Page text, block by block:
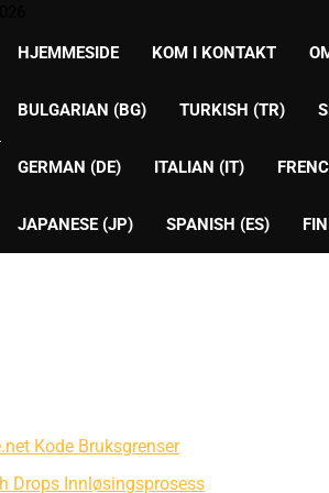
HJEMMESIDE KOM I KONTAKT
BULGARIAN (BG) TURKISH (TR)
GERMAN (DE) ITALIAN (IT)
JAPANESE (JP) SPANISH (ES)
Kode Bruksgrenser
Drops Innløsingsprosess